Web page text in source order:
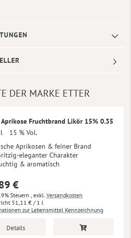
DER MARKE ETTER
Fruchtbrand Likör 15% 0.35
15 % Vol.
Aprikosen & feiner Brand
eleganter Charakter
& aromatisch
€
Steuern , exkl. Versandkosten
51,11 € / 1 l
zur Lebensmittel Kennzeichnung
Details